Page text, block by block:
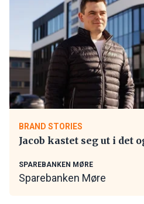
BRAND STORIES
Jacob kastet seg ut i det
SPAREBANKEN MØRE
Sparebanken Møre